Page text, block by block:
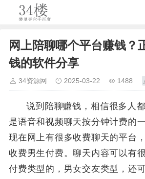
网上陪聊哪个平台赚钱？
钱的软件分享
34资源网 2025-03-22 1488
说到陪聊赚钱，相信很多人
是语音和视频聊天按分钟计费的
现在网上有很多收费聊天的平台
收费男生付费。聊天内容可以有
付费类型的，男女交友类型，还